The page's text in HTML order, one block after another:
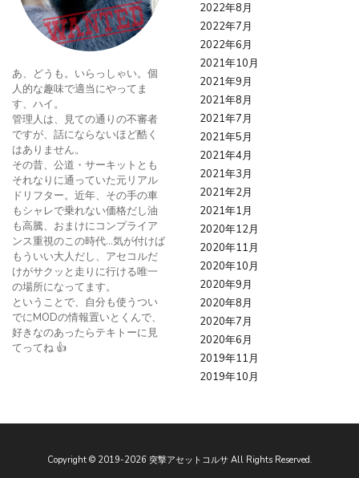
あ、どうも。いらっしゃい。個
人的な趣味で適当にやってま
す、ハイ。
管理人は、見ての通りの不審者
ですが、話にならないほど酷く
はありません。
その昔、公道・サーキットとも
それなりに通っていた元リアル
ドリフター。近年、その手の車
もシャレで乗れない価格だし油
も高騰、おまけにコンプライア
ンス重視のこの時代…気が付けば
もういい大人だし、アセコルだ
けがサクッと走りに行ける唯一
の場所になってます。
ということで、自分も使うつい
でにMODの情報置いとくんで、
好きなのあったらテキトーに見
てってね 👍
2022年8月
2022年7月
2022年6月
2021年10月
2021年9月
2021年8月
2021年7月
2021年5月
2021年4月
2021年3月
2021年2月
2021年1月
2020年12月
2020年11月
2020年10月
2020年9月
2020年8月
2020年7月
2020年6月
2019年11月
2019年10月
Copyright © 2019-2026 突撃アセットコルサAll Rights Reserved.